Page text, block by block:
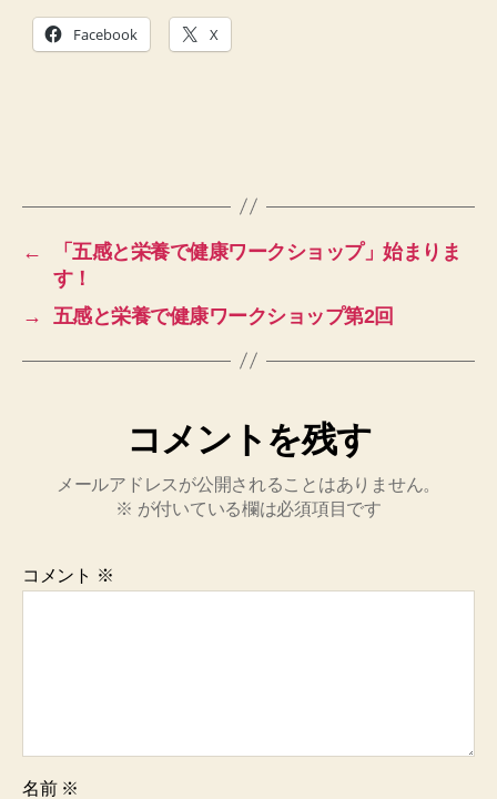
Facebook X
←
「五感と栄養で健康ワークショップ」始まりま
す！
→
五感と栄養で健康ワークショップ第2回
コメントを残す
メールアドレスが公開されることはありません。
※ が付いている欄は必須項目です
コメント ※
名前 ※